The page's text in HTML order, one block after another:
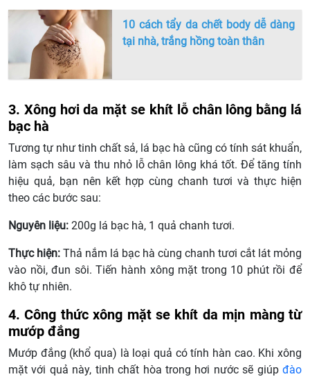
10 cách tẩy da chết body dễ dàng
tại nhà, trắng hồng toàn thân
3. Xông hơi da mặt se khít lỗ chân lông bằng lá
bạc hà
Tương tự như tinh chất sả, lá bạc hà cũng có tính sát khuẩn,
làm sạch sâu và thu nhỏ lỗ chân lông khá tốt. Để tăng tính
hiệu quả, bạn nên kết hợp cùng chanh tươi và thực hiện
theo các bước sau:
Nguyên liệu: 200g lá bạc hà, 1 quả chanh tươi.
Thực hiện: Thả nắm lá bạc hà cùng chanh tươi cắt lát mỏng
vào nồi, đun sôi. Tiến hành xông mặt trong 10 phút rồi để
khô tự nhiên.
4. Công thức xông mặt se khít da mịn màng từ
mướp đắng
Mướp đắng (khổ qua) là loại quả có tính hàn cao. Khi xông
mặt với quả này, tinh chất hòa trong hơi nước sẽ giúp đào